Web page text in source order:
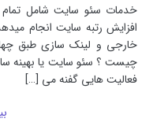
خدمات سئو سایت شامل
افزایش رتبه سایت انجام
خارجی و لینک سازی طبق
چیست ؟ سئو سایت یا بهینه
فعالیت هایی گفنه می […]